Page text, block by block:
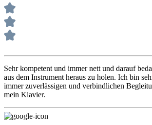
Sehr kompetent und immer nett und darauf
aus dem Instrument heraus zu holen. Ich bin
immer zuverlässigen und verbindlichen
mein Klavier.